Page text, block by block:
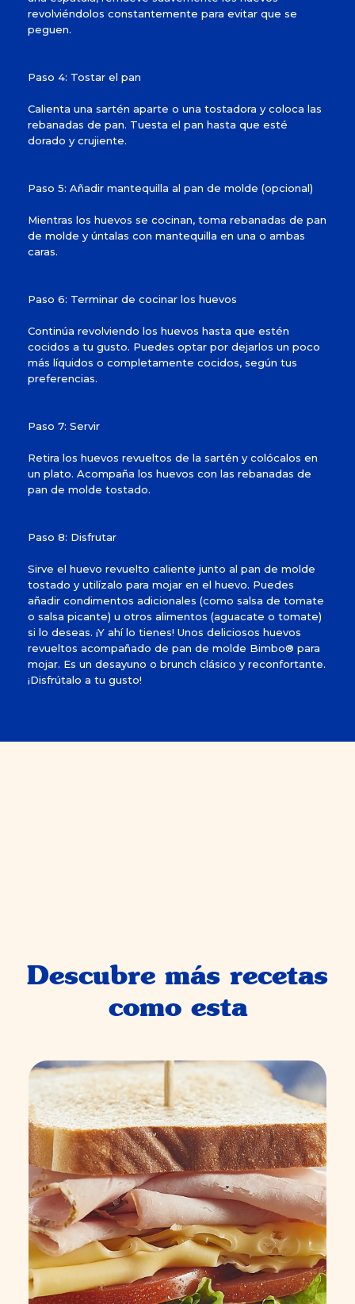
revolviéndolos constantemente para evitar que se
peguen.
Paso 4: Tostar el pan
Calienta una sartén aparte o una tostadora y coloca las
rebanadas de pan. Tuesta el pan hasta que esté
dorado y crujiente.
Paso 5: Añadir mantequilla al pan de molde (opcional)
Mientras los huevos se cocinan, toma rebanadas de pan
de molde y úntalas con mantequilla en una o ambas
caras.
Paso 6: Terminar de cocinar los huevos
Continúa revolviendo los huevos hasta que estén
cocidos a tu gusto. Puedes optar por dejarlos un poco
más líquidos o completamente cocidos, según tus
preferencias.
Paso 7: Servir
Retira los huevos revueltos de la sartén y colócalos en
un plato. Acompaña los huevos con las rebanadas de
pan de molde tostado.
Paso 8: Disfrutar
Sirve el huevo revuelto caliente junto al pan de molde
tostado y utilízalo para mojar en el huevo. Puedes
añadir condimentos adicionales (como salsa de tomate
o salsa picante) u otros alimentos (aguacate o tomate)
si lo deseas. ¡Y ahí lo tienes! Unos deliciosos huevos
revueltos acompañado de pan de molde Bimbo® para
mojar. Es un desayuno o brunch clásico y reconfortante.
¡Disfrútalo a tu gusto!
Descubre más recetas
como esta